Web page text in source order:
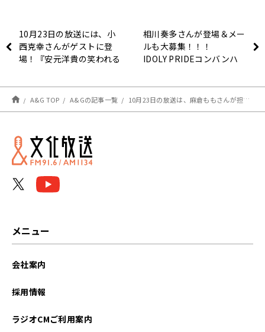
10月23日の放送には、小
西克幸さんがゲストに登
場！『安元洋貴の笑われる
相川奏多さんが登場＆メー
ルも大募集！！！
IDOLY PRIDEコンバンハ
10月31日（日）放送
A&G TOP A&Gの記事一覧 10月23日の放送は、麻倉ももさんが担当！『MOMO・SORA・SHIINA Talking Box』
メニュー
会社案内
採用情報
ラジオCMご利用案内